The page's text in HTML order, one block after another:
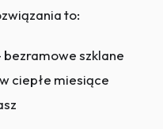
to:
szklane
ciepłe miesiące